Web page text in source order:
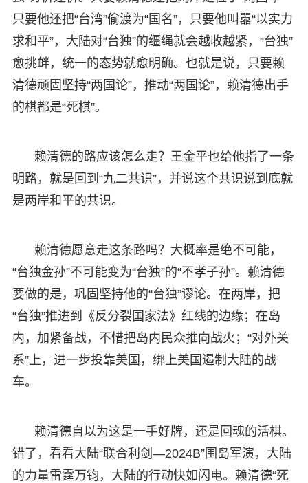
只要他还把“台湾”偷渡为“国名”，只要他叫嚣“以实力
求和平”，大陆对“台独”的缰绳就会越收越紧，“台独”
愈挑衅，统一的态势就愈明确。也就是说，只要赖
清德顽固坚持“两国论”，推动“两国论”，赖清德出手
的棋都是“死棋”。
赖清德的路应该怎么走？王金平也给他指了一条
明路，就是回到“九二共识”，并说这个共识说到底就
是两岸和平的共识。
赖清德愿意走这条路吗？大概率是绝不可能，
“台独金孙”不可能变为“台独”的“不孝子孙”。赖清德
要做的是，巩固坚持他的“台独”谬论。在两岸，把
“台独”推进到《反分裂国家法》红线的边缘；在岛
内，加紧备战，不惜把岛内民众推向战火；“对外关
系”上，进一步投靠美国，绑上美国遏制大陆的战
车。
赖清德自以为这是一手好牌，还是回魂的活棋。
错了，看看大陆“联合利剑—2024B”围岛军演，大陆
的力量雷霆万钧，大陆的行动快如闪电。赖清德“死